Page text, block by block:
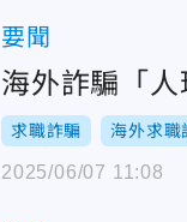
要聞
海外詐騙「
求職詐騙 海外求職
2025/06/07 11:08